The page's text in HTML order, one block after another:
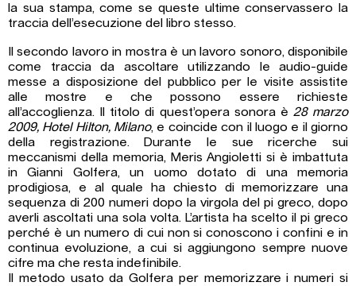
la sua stampa, come se queste ultime conservassero la
traccia dell’esecuzione del libro stesso.
Il secondo lavoro in mostra è un lavoro sonoro, disponibile
come traccia da ascoltare utilizzando le audio-guide
messe a disposizione del pubblico per le visite assistite
alle mostre e che possono essere richieste
all’accoglienza. Il titolo di quest’opera sonora è 28 marzo
2009, Hotel Hilton, Milano, e coincide con il luogo e il giorno
della registrazione. Durante le sue ricerche sui
meccanismi della memoria, Meris Angioletti si è imbattuta
in Gianni Golfera, un uomo dotato di una memoria
prodigiosa, e al quale ha chiesto di memorizzare una
sequenza di 200 numeri dopo la virgola del pi greco, dopo
averli ascoltati una sola volta. L’artista ha scelto il pi greco
perché è un numero di cui non si conoscono i confini e in
continua evoluzione, a cui si aggiungono sempre nuove
cifre ma che resta indefinibile.
Il metodo usato da Golfera per memorizzare i numeri si